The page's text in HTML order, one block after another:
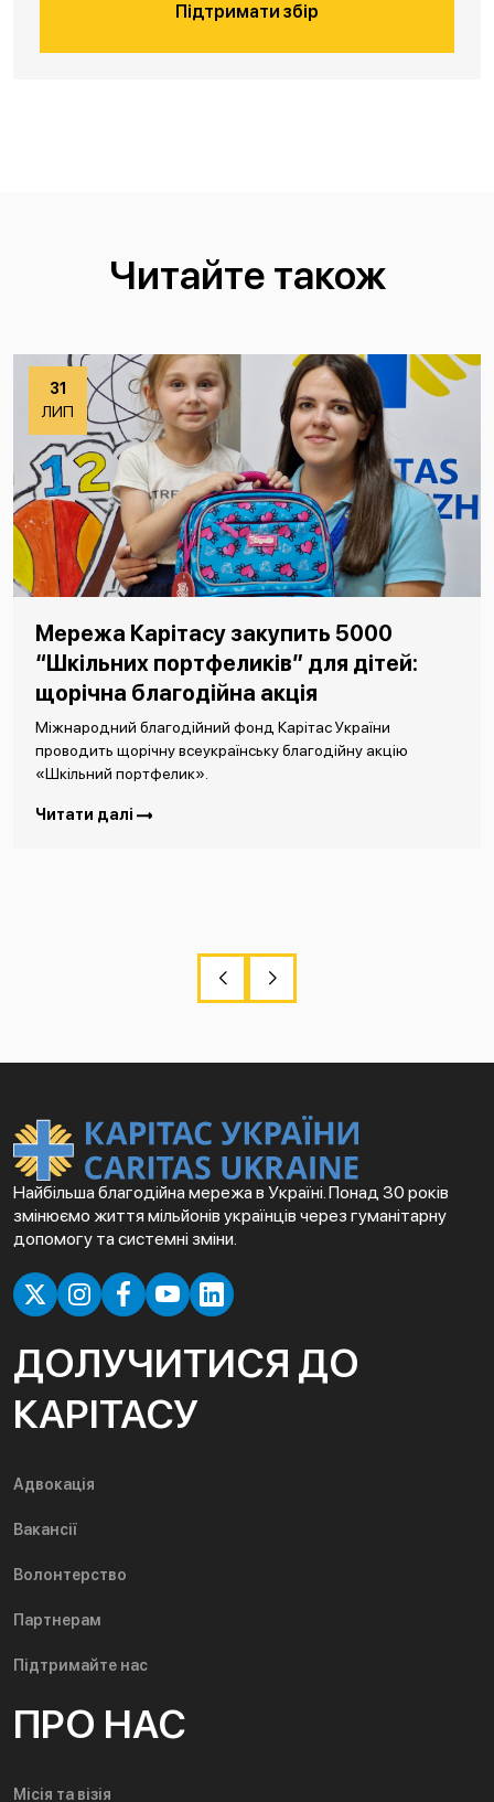
Підтримати збір
Читайте також
31
ЛИП
Мережа Карітасу закупить 5000
“Шкільних портфеликів” для дітей:
щорічна благодійна акція
Міжнародний благодійний фонд Карітас України
проводить щорічну всеукраїнську благодійну акцію
«Шкільний портфелик».
Читати далі
Найбільша благодійна мережа в Україні. Понад 30 років
змінюємо життя мільйонів українців через гуманітарну
допомогу та системні зміни.
ДОЛУЧИТИСЯ ДО
КАРІТАСУ
Адвокація
Вакансії
Волонтерство
Партнерам
Підтримайте нас
ПРО НАС
Місія та візія